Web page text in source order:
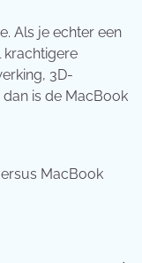
Als je echter een
krachtigere
3D-
is de MacBook
MacBook